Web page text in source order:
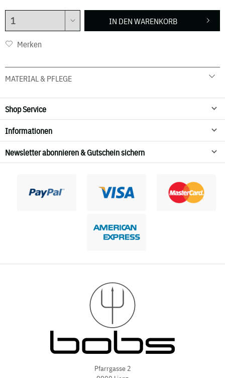
IN DENWARENKORB
Merken
MATERIAL & PFLEGE
Shop Service
Informationen
Newsletter abonnieren & Gutschein sichern
Pfarrgasse 2